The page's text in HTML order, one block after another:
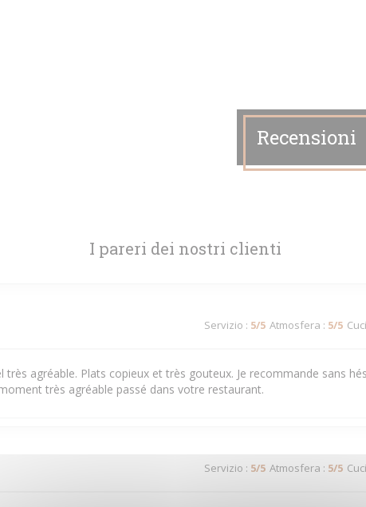
Recensioni
I pareri dei nostri clienti
Servizio : 5/5 Atmosfera : 5/5
très agréable. Plats copieux et très gouteux. Je recommande sans
très agréable passé dans votre restaurant.
Servizio : 5/5 Atmosfera : 5/5